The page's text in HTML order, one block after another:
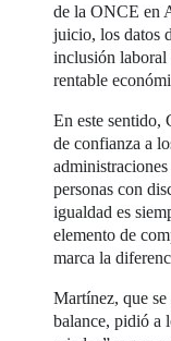
de la ONCE en
juicio, los datos
inclusión laboral
rentable
En este sentido,
de confianza a
personas con
igualdad es
elemento de
marca la
Martínez, que
balance, pidió a